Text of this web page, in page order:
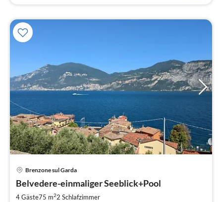
Brenzone sul Garda
Belvedere-einmaliger Seeblick+Pool
4 Gäste75 m22 Schlafzimmer